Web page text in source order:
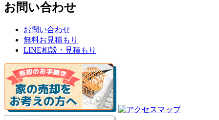
お問い合わせ
お問い合わせ
無料お見積もり
LINE相談・見積もり